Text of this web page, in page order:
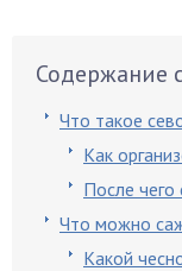
Содержание
Что такое
Как
После чего
Что можно
Какой